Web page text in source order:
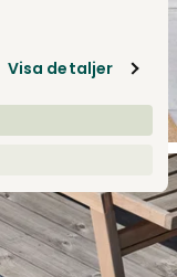
Visa detaljer